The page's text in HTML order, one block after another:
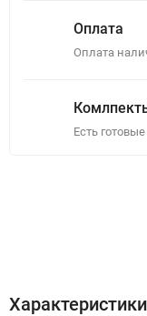
Оплата
Оплата
Есть
Характеристики